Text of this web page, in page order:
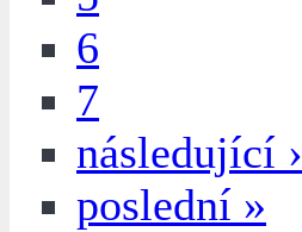
6
7
následující ›
poslední »